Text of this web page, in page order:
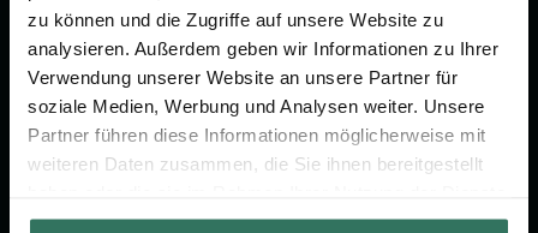
zu können und die Zugriffe auf unsere Website zu
analysieren. Außerdem geben wir Informationen zu Ihrer
Verwendung unserer Website an unsere Partner für
soziale Medien, Werbung und Analysen weiter. Unsere
Partner führen diese Informationen möglicherweise mit
weiteren Daten zusammen, die Sie ihnen bereitgestellt
gesammelt haben.
FÜR SIE
Vergleich
Ratgeber
Verzeichnis
FÜR BESTATTER
Online-Portal
Kostenlos registrieren